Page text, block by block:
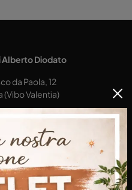
Alberto Diodato
da Paola, 12
(Vibo Valentia)
356421